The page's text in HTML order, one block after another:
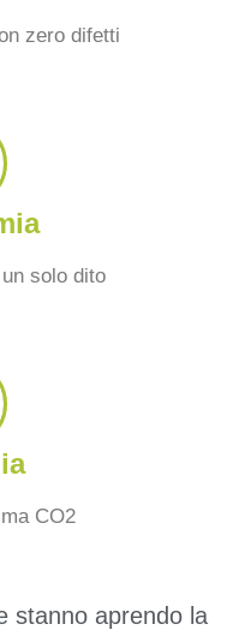
zero difetti
solo dito
CO2
stanno aprendo la